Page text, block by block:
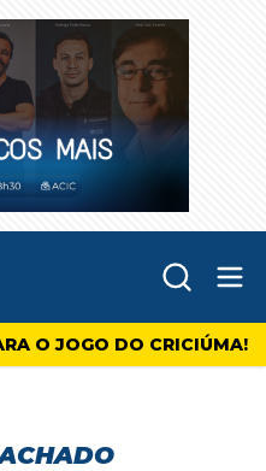
O JOGO DO CRICIÚMA!